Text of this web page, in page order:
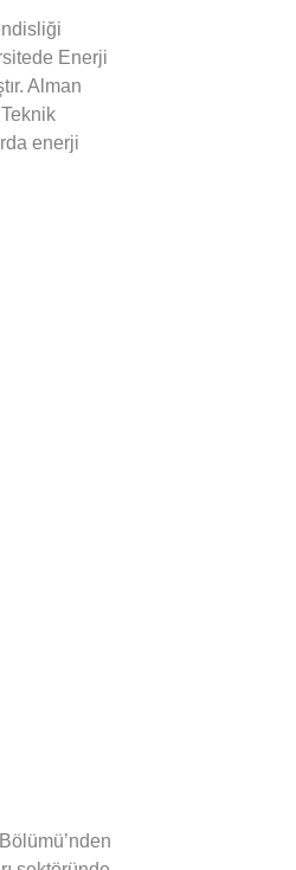
Enerji
Alman
enerji
Piyasalarına
olarak yer
ve
odaklı
iş
yürütmekte,
almaktadır.